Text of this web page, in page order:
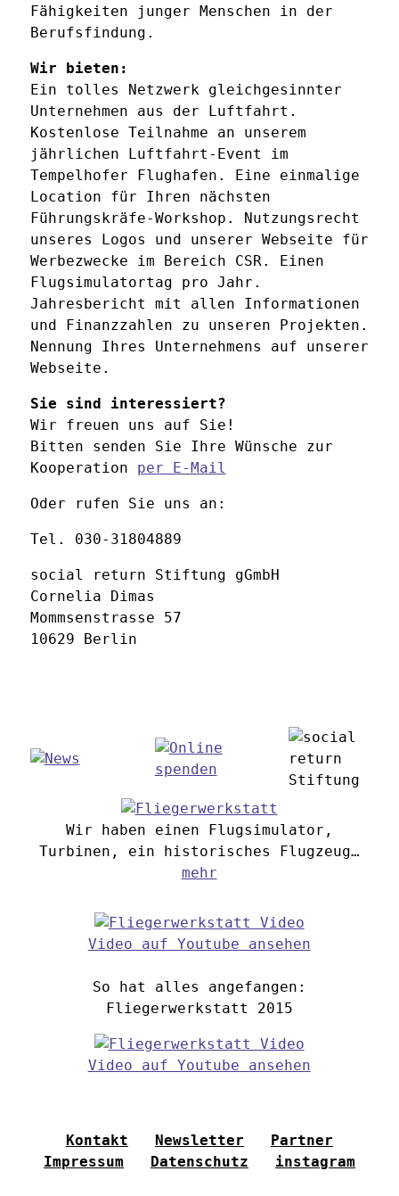
Fähigkeiten junger Menschen in der
Berufsfindung.
Wir bieten:
Ein tolles Netzwerk gleichgesinnter
Unternehmen aus der Luftfahrt.
Kostenlose Teilnahme an unserem
jährlichen Luftfahrt-Event im
Tempelhofer Flughafen. Eine einmalige
Location für Ihren nächsten
Führungskräfe-Workshop. Nutzungsrecht
unseres Logos und unserer Webseite für
Werbezwecke im Bereich CSR. Einen
Flugsimulatortag pro Jahr.
Jahresbericht mit allen Informationen
und Finanzzahlen zu unseren Projekten.
Nennung Ihres Unternehmens auf unserer
Webseite.
Sie sind interessiert?
Wir freuen uns auf Sie!
Bitten senden Sie Ihre Wünsche zur
Kooperation per E-Mail
Oder rufen Sie uns an:
Tel. 030-31804889
social return Stiftung gGmbH
Cornelia Dimas
Mommsenstrasse 57
10629 Berlin
Wir haben einen Flugsimulator,
Turbinen, ein historisches Flugzeug…
mehr
Video auf Youtube ansehen
So hat alles angefangen:
Fliegerwerkstatt 2015
Video auf Youtube ansehen
Kontakt Newsletter
Partner
Impressum
Datenschutz instagram